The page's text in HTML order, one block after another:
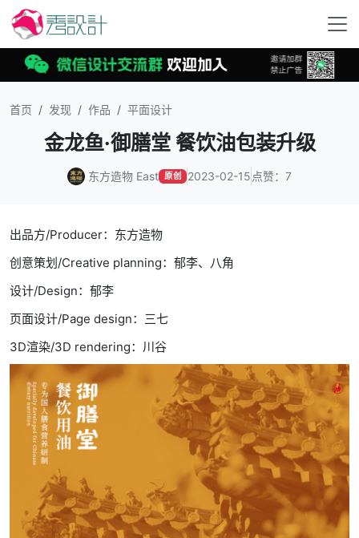
首页 发现 作品 平面设计
金龙鱼·御膳堂 餐饮油包装升级
东方造物 East 原创 2023-02-15 点赞：7
出品方/Producer：东方造物
创意策划/Creative planning：郁李、八角
设计/Design：郁李
页面设计/Page design：三七
3D渲染/3D rendering：川谷